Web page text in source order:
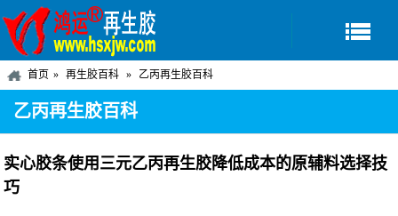
首页 再生胶百科 乙丙再生胶百科
乙丙再生胶百科
实心胶条使用三元乙丙再生胶降低成本的原辅料选择技
巧